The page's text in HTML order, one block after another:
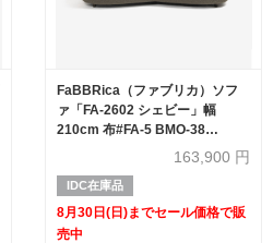
FaBBRica（ファブリカ）ソフ
ァ「FA-2602 シェビー」幅
210cm 布#FA-5 BMO-38
OTTER オッター色【セール対象
163,900 円
IDC在庫品
8月30日(日)までセール価格で販
売中